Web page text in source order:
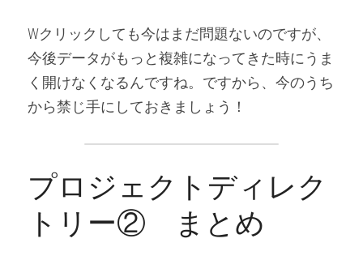
Wクリックしても今はまだ問題ないのですが、
今後データがもっと複雑になってきた時にうま
く開けなくなるんですね。ですから、今のうち
から禁じ手にしておきましょう！
プロジェクトディレク
トリー②　まとめ